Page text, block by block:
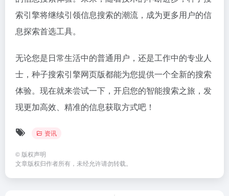
索引擎将继续引领信息搜索的潮流，成为更多用户的信
息探索首选工具。
无论您是日常生活中的普通用户，还是工作中的专业人
士，种子搜索引擎网页版都能为您提供一个全新的搜索
体验。现在就来尝试一下，开启您的智能搜索之旅，发
现更加高效、精准的信息获取方式吧！
资讯
© 版权声明
文章版权归作者所有，未经允许请勿转载。